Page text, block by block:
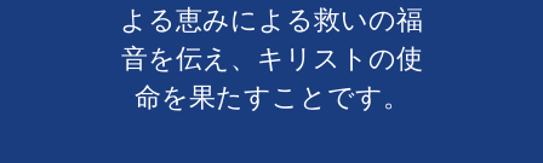
よる恵みによる救いの福
音を伝え、キリストの使
命を果たすことです。